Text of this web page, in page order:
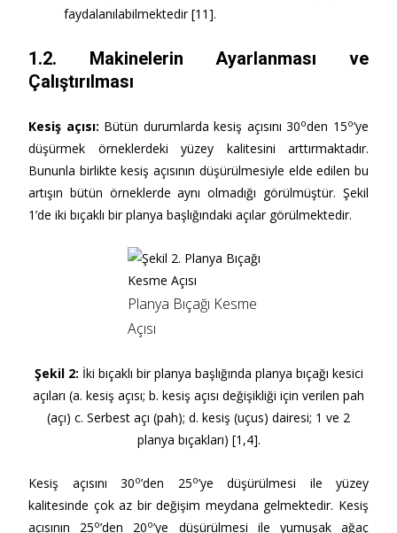
faydalanılabilmektedir [11].
1.2. Makinelerin Ayarlanması ve
Çalıştırılması
Kesiş açısı: Bütün durumlarda kesiş açısını 30oden 15o’ye
düşürmek örneklerdeki yüzey kalitesini arttırmaktadır.
Bununla birlikte kesiş açısının düşürülmesiyle elde edilen bu
artışın bütün örneklerde aynı olmadığı görülmüştür. Şekil
1’de iki bıçaklı bir planya başlığındaki açılar görülmektedir.
Planya Bıçağı Kesme
Açısı
Şekil 2: İki bıçaklı bir planya başlığında planya bıçağı kesici
açıları (a. kesiş açısı; b. kesiş açısı değişikliği için verilen pah
(açı) c. Serbest açı (pah); d. kesiş (uçus) dairesi; 1 ve 2
planya bıçakları) [1,4].
Kesiş açısını 30o’den 25o’ye düşürülmesi ile yüzey
kalitesinde çok az bir değişim meydana gelmektedir. Kesiş
açısının 25o’den 20o’ye düşürülmesi ile yumuşak ağaç